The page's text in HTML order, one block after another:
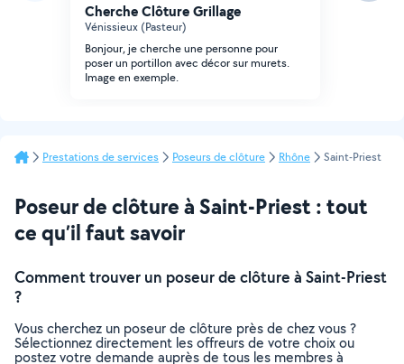
Cherche Clôture Grillage
Vénissieux (Pasteur)
Bonjour, je cherche une personne pour
poser un portillon avec décor sur murets.
Image en exemple.
Prestations de services Poseurs de clôture Rhône Saint-Priest
Poseur de clôture à Saint-Priest : tout
ce qu’il faut savoir
Comment trouver un poseur de clôture à Saint-Priest
?
Vous cherchez un poseur de clôture près de chez vous ?
Sélectionnez directement les offreurs de votre choix ou
postez votre demande auprès de tous les membres à